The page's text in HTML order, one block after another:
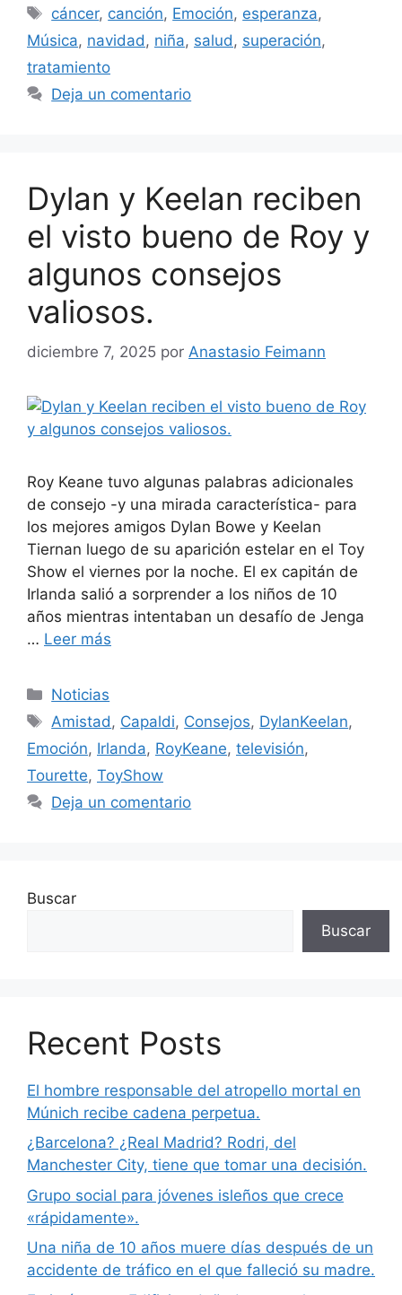
Etiquetas
cáncer, canción, Emoción, esperanza,
Música, navidad, niña, salud, superación,
tratamiento
Deja un comentario
Dylan y Keelan reciben
el visto bueno de Roy y
algunos consejos
valiosos.
diciembre 7, 2025 por Anastasio Feimann
Roy Keane tuvo algunas palabras adicionales
de consejo -y una mirada característica- para
los mejores amigos Dylan Bowe y Keelan
Tiernan luego de su aparición estelar en el Toy
Show el viernes por la noche. El ex capitán de
Irlanda salió a sorprender a los niños de 10
años mientras intentaban un desafío de Jenga
… Leer más
Categorías
Noticias
Etiquetas
Amistad , Capaldi, Consejos, DylanKeelan,
Emoción, Irlanda, RoyKeane, televisión,
Tourette, ToyShow
Deja un comentario
Buscar
Buscar
Recent Posts
El hombre responsable del atropello mortal en
Múnich recibe cadena perpetua.
¿Barcelona? ¿Real Madrid? Rodri, del
Manchester City, tiene que tomar una decisión.
Grupo social para jóvenes isleños que crece
«rápidamente».
Una niña de 10 años muere días después de un
accidente de tráfico en el que falleció su madre.